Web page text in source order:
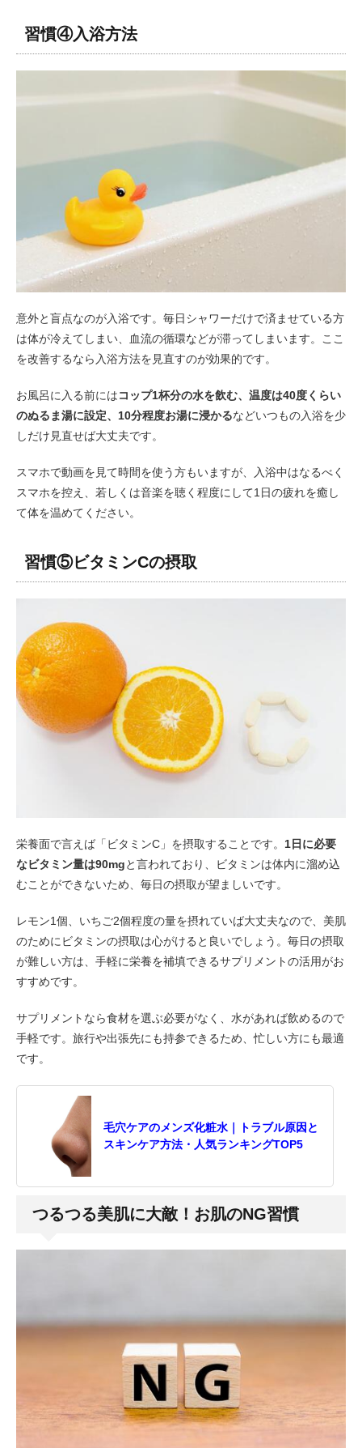
習慣④入浴方法
意外と盲点なのが入浴です。毎日シャワーだけで済ませている方
は体が冷えてしまい、血流の循環などが滞ってしまいます。ここ
を改善するなら入浴方法を見直すのが効果的です。
お風呂に入る前にはコップ1杯分の水を飲む、温度は40度くらい
のぬるま湯に設定、10分程度お湯に浸かるなどいつもの入浴を少
しだけ見直せば大丈夫です。
スマホで動画を見て時間を使う方もいますが、入浴中はなるべく
スマホを控え、若しくは音楽を聴く程度にして1日の疲れを癒し
て体を温めてください。
習慣⑤ビタミンCの摂取
栄養面で言えば「ビタミンC」を摂取することです。 1日に必要
なビタミン量は90mgと言われており、ビタミンは体内に溜め込
むことができないため、毎日の摂取が望ましいです。
レモン1個、いちご2個程度の量を摂れていば大丈夫なので、美肌
のためにビタミンの摂取は心がけると良いでしょう。毎日の摂取
が難しい方は、手軽に栄養を補填できるサプリメントの活用がお
すすめです。
サプリメントなら食材を選ぶ必要がなく、水があれば飲めるので
手軽です。旅行や出張先にも持参できるため、忙しい方にも最適
です。
毛穴ケアのメンズ化粧水｜トラブル原因と
スキンケア方法・人気ランキングTOP5
つるつる美肌に大敵！お肌のNG習慣